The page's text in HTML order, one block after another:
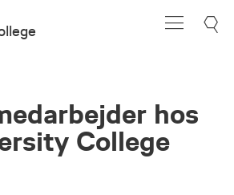
hos
College